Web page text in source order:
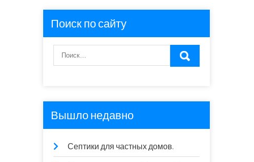
Поиск по сайту
Вышло недавно
Септики для частных домов.